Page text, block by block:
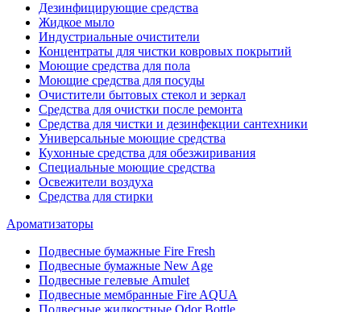
Дезинфицирующие средства
Жидкое мыло
Индустриальные очистители
Концентраты для чистки ковровых покрытий
Моющие средства для пола
Моющие средства для посуды
Очистители бытовых стекол и зеркал
Средства для очистки после ремонта
Средства для чистки и дезинфекции сантехники
Универсальные моющие средства
Кухонные средства для обезжиривания
Специальные моющие средства
Освежители воздуха
Средства для стирки
Ароматизаторы
Подвесные бумажные Fire Fresh
Подвесные бумажные New Age
Подвесные гелевые Amulet
Подвесные мембранные Fire AQUA
Подвесные жидкостные Odor Bottle